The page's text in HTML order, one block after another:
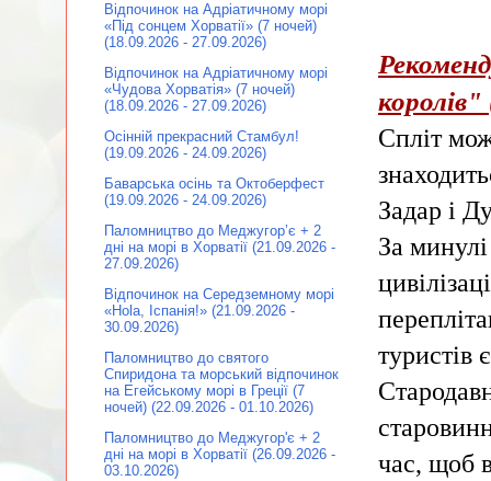
королів"
Спліт
Задар і
За
туристів
час, щоб
Відпочинок на Адріатичному морі
«Під сонцем Хорватії» (7 ночей)
(18.09.2026 - 27.09.2026)
Відпочинок на Адріатичному морі
«Чудова Хорватія» (7 ночей)
(18.09.2026 - 27.09.2026)
Осінній прекрасний Стамбул!
(19.09.2026 - 24.09.2026)
Баварська осінь та Октоберфест
(19.09.2026 - 24.09.2026)
Паломництво до Меджугор’є + 2
дні на морі в Хорватії (21.09.2026 -
27.09.2026)
Відпочинок на Середземному морі
«Hola, Іспанія!» (21.09.2026 -
30.09.2026)
Паломництво до святого
Спиридона та морський відпочинок
на Егейському морі в Греції (7
ночей) (22.09.2026 - 01.10.2026)
Паломництво до Меджугор'є + 2
дні на морі в Хорватії (26.09.2026 -
03.10.2026)